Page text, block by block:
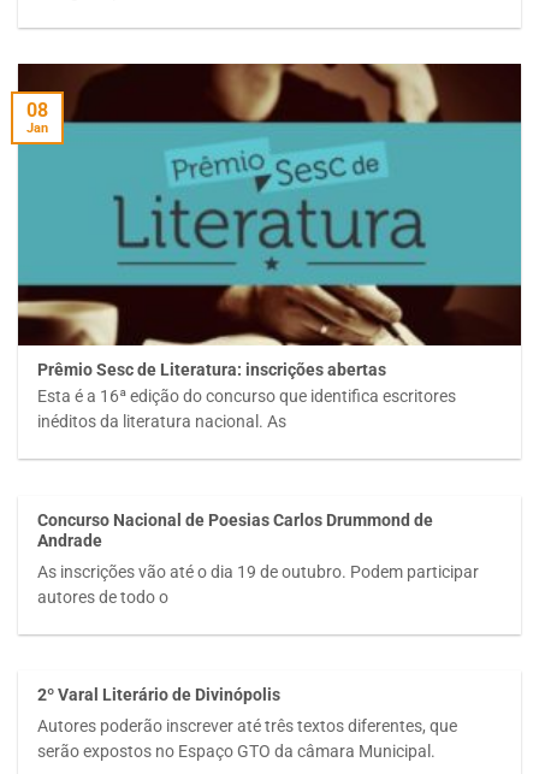
Prêmio Sesc de Literatura: inscrições abertas
Esta é a 16ª edição do concurso que identifica escritores
inéditos da literatura nacional. As
08
Jan
Concurso Nacional de Poesias Carlos Drummond de
Andrade
As inscrições vão até o dia 19 de outubro. Podem participar
autores de todo o
2º Varal Literário de Divinópolis
Autores poderão inscrever até três textos diferentes, que
serão expostos no Espaço GTO da câmara Municipal.